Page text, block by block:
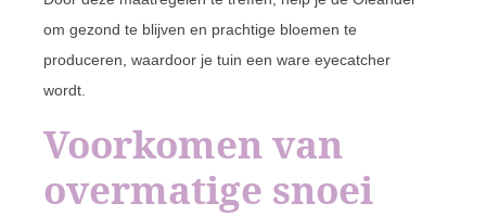
om gezond te blijven en prachtige bloemen te
produceren, waardoor je tuin een ware eyecatcher
wordt.
Voorkomen van
overmatige snoei